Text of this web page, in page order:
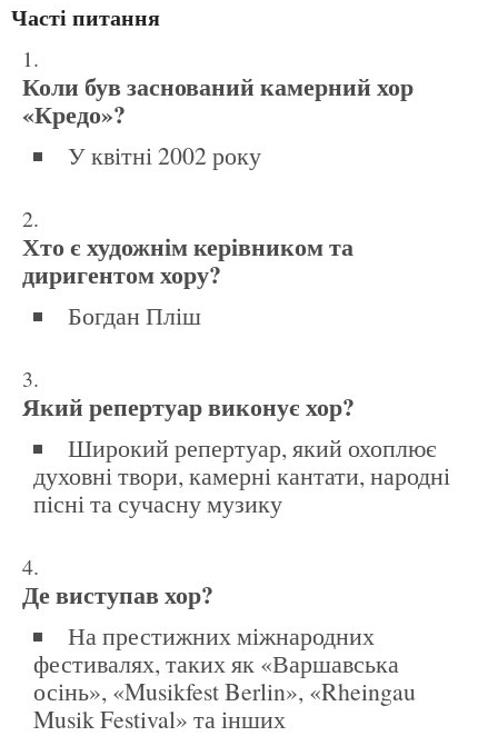
Часті питання
Коли був заснований камерний хор
«Кредо»?
У квітні 2002 року
Хто є художнім керівником та
диригентом хору?
Богдан Пліш
Який репертуар виконує хор?
Широкий репертуар, який охоплює
духовні твори, камерні кантати, народні
пісні та сучасну музику
Де виступав хор?
На престижних міжнародних
фестивалях, таких як «Варшавська
осінь», «Musikfest Berlin», «Rheingau
Musik Festival» та інших